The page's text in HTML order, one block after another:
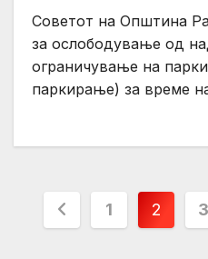
Советот на Општина
за ослободување од
ограничување на
паркирање) за време
Posts
1 2 3